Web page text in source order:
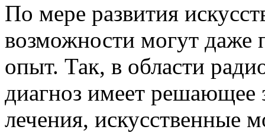
По мере развития
возможности могут даже
опыт. Так, в области
диагноз имеет решающее
лечения, искусственные